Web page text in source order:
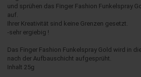
und sprühen das Finger Fashion Funkelspray
auf.
Ihrer Kreativität sind keine Grenzen gesetzt.
-sehr ergiebig !
Das Finger Fashion Funkelspray Gold wird in
nach der Aufbauschicht aufgesprüht.
Inhalt 25g